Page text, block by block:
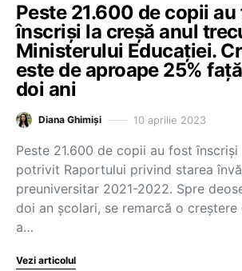
Peste 21.600 de copii au
înscriși la creșă anul
Ministerului Educației.
este de aproape 25%
doi ani
Diana Ghimiși 10 aprilie 2023
Peste 21.600 de copii au fost înscriși
potrivit Raportului privind starea
preuniversitar 2021-2022. Spre
doi an școlari, se remarcă o creștere
a…
Vezi articolul